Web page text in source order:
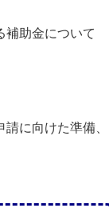
補助金について
に向けた準備、